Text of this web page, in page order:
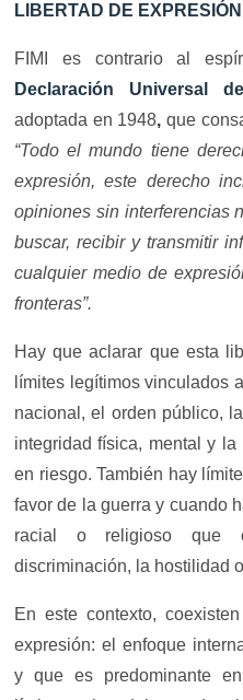
LIBERTAD DE
FIMI es contrario al
Declaración Universal
adoptada en 1948, que
“Todo el mundo tiene
expresión, este derecho
opiniones sin interferencias
buscar, recibir y transmitir
cualquier medio de
fronteras”.
Hay que aclarar que esta
límites legítimos vinculados
nacional, el orden público,
integridad física, mental y
en riesgo. También hay
favor de la guerra y cuando
racial o religioso que
discriminación, la hostilidad
En este contexto,
expresión: el enfoque
y que es predominante